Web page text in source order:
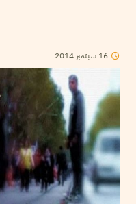
16 سبتمبر 2014